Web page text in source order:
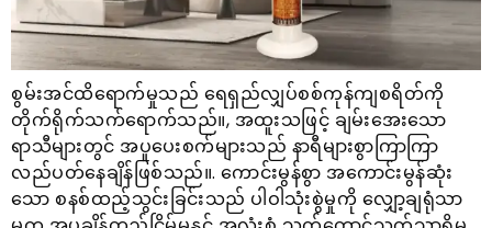
စွမ်းအင်ထိရောက်မှုသည် ရေရှည်လျှပ်စစ်ကုန်ကျစရိတ်ကို
တိုက်ရိုက်သက်ရောက်သည်။, အထူးသဖြင့် ချမ်းအေးသော
ရာသီများတွင် အပူပေးစက်များသည် နာရီများစွာကြာကြာ
လည်ပတ်နေချိန်ဖြစ်သည်။. ကောင်းမွန်စွာ အကောင်းမွန်ဆုံး
သော စနစ်ထည့်သွင်းခြင်းသည် ပါဝါသုံးစွဲမှုကို လျှော့ချရုံသာ